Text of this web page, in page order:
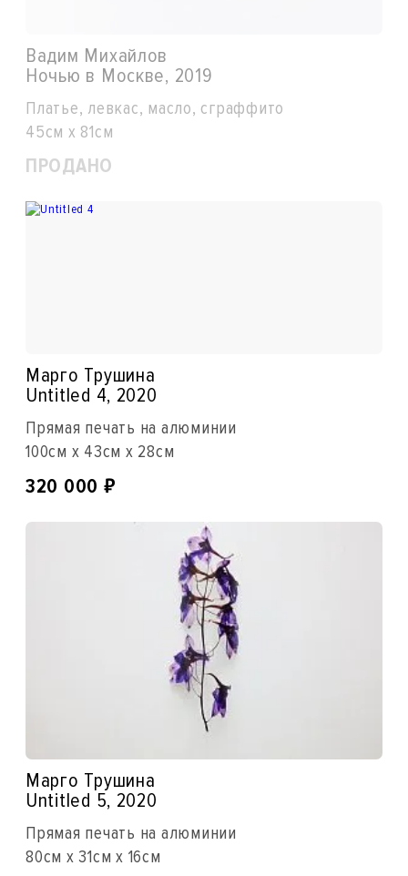
Вадим Михайлов
Ночью в Москве, 2019
Платье, левкас, масло, сграффито
45см x 81см
ПРОДАНО
Марго Трушина
Untitled 4, 2020
Прямая печать на алюминии
100см x 43см x 28см
320 000 ₽
Марго Трушина
Untitled 5, 2020
Прямая печать на алюминии
80см x 31см x 16см